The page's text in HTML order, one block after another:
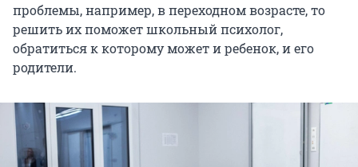
проблемы, например, в переходном возрасте, то
решить их поможет школьный психолог,
обратиться к которому может и ребенок, и его
родители.